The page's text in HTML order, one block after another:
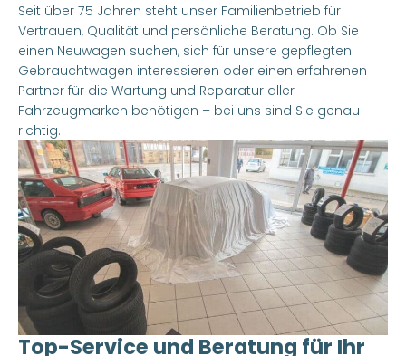
Seit über 75 Jahren steht unser Familienbetrieb für
Vertrauen, Qualität und persönliche Beratung. Ob Sie
einen Neuwagen suchen, sich für unsere gepflegten
Gebrauchtwagen interessieren oder einen erfahrenen
Partner für die Wartung und Reparatur aller
Fahrzeugmarken benötigen – bei uns sind Sie genau
richtig.
Top-Service und Beratung für Ihr